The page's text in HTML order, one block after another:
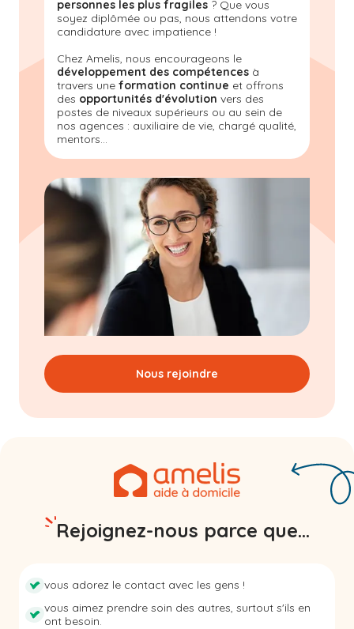
personnes les plus fragiles ? Que vous
soyez diplômée ou pas, nous attendons votre
candidature avec impatience !
Chez Amelis, nous encourageons le
développement des compétences à
travers une formation continue et offrons
des opportunités d'évolution vers des
postes de niveaux supérieurs ou au sein de
nos agences : auxiliaire de vie, chargé qualité,
mentors...
Nous rejoindre
Rejoignez-nous parce que...
vous adorez le contact avec les gens !
vous aimez prendre soin des autres, surtout s'ils en
ont besoin.